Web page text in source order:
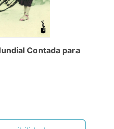
Contada para